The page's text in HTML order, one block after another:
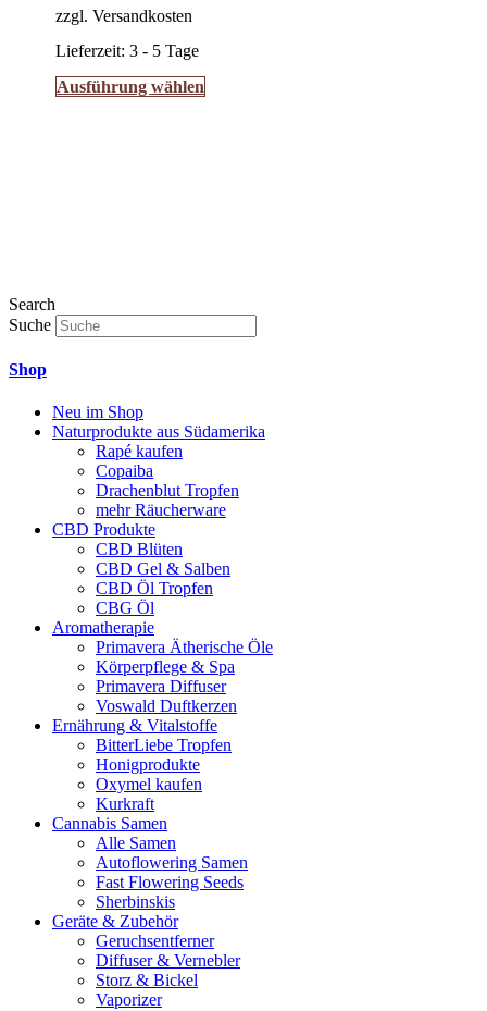
zzgl. Versandkosten
Lieferzeit:3 - 5 Tage
Ausführung wählen
gewählt
werden
Search
Suche
Shop
Neu im Shop
Naturprodukte aus Südamerika
Rapé kaufen
Copaiba
Drachenblut Tropfen
mehr Räucherware
CBD Produkte
CBD Blüten
CBD Gel & Salben
CBD Öl Tropfen
CBG Öl
Aromatherapie
Primavera Ätherische Öle
Körperpflege & Spa
Primavera Diffuser
Voswald Duftkerzen
Ernährung & Vitalstoffe
BitterLiebe Tropfen
Honigprodukte
Oxymel kaufen
Kurkraft
Cannabis Samen
Alle Samen
Autoflowering Samen
Fast Flowering Seeds
Sherbinskis
Geräte & Zubehör
Geruchsentferner
Diffuser & Vernebler
Storz & Bickel
Vaporizer